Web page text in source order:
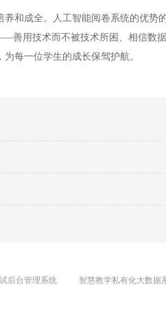
成全。人工智能阅卷系统的优势
用技术而不被技术所困、相信数
每一位学生的成长保驾护航。
后台管理系统 智慧教学私有化大数据